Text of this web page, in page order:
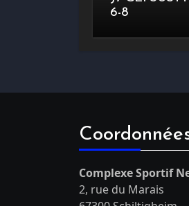
6-8
Complexe Sportif
2, rue du Marais